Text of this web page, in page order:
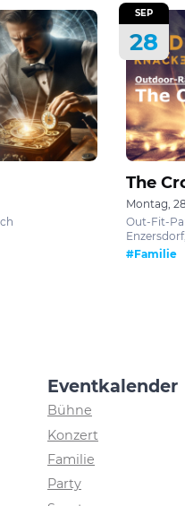
SEP
28
The
Montag,
Out-Fit-
#Familie
Eventkalender
Bühne
Konzert
Familie
Party